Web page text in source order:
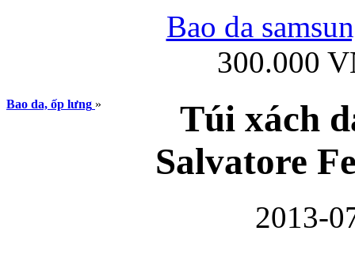
Bao da Samsung
Bao da
300.000
Bao da, ốp lưng »
Túi xách
Salvatore
2013-